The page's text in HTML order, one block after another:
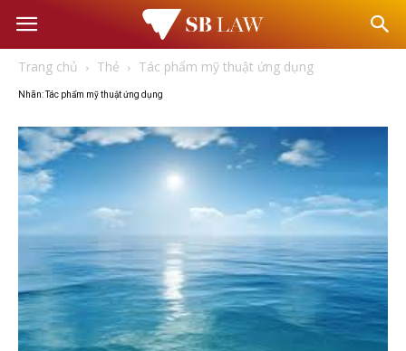
Văn
Luật
Trang chủ Thẻ Tác phẩm mỹ thuật ứng dụng
Nhãn: Tác phẩm mỹ thuật ứng dụng